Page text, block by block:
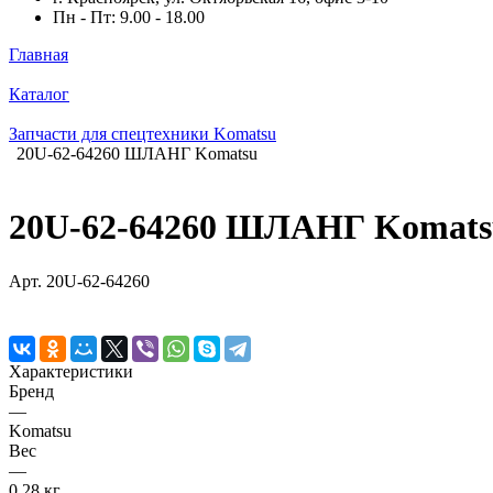
Пн - Пт: 9.00 - 18.00
Главная
Каталог
Запчасти для спецтехники Komatsu
20U-62-64260 ШЛАНГ Komatsu
20U-62-64260 ШЛАНГ
Арт. 20U-62-64260
Характеристики
Бренд
—
Komatsu
Вес
—